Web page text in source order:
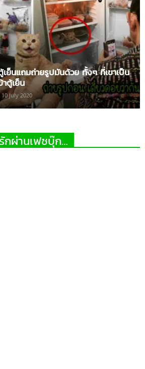
ย็นแถมถ่ายรูปมันด้วย ทั้งๆ ที่เขาเป็น
าตู้เย็น
10 July 2020
กผ่านเฟซบุ๊ก…